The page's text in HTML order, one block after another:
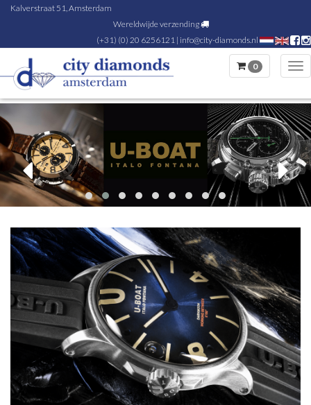
Kalverstraat 51, Amsterdam
Wereldwijde verzending
(+31) (0) 20 6256121 | info@city-diamonds.nl
0